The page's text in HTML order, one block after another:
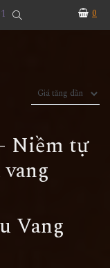
0
Niềm tự
Vang